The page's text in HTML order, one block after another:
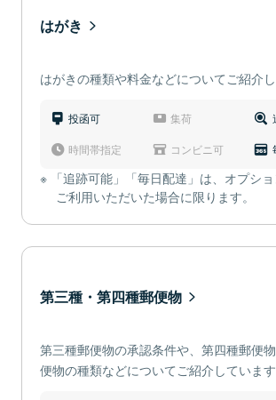
はがき
はがきの種類や料金などについてご紹介し
投函可 集荷
時間帯指定 コンビニ可
「追跡可能」「毎日配達」は、オプシ
ご利用いただいた場合に限ります。
第三種・第四種郵便物
第三種郵便物の承認条件や、第四種郵便
便物の種類などについてご紹介しています